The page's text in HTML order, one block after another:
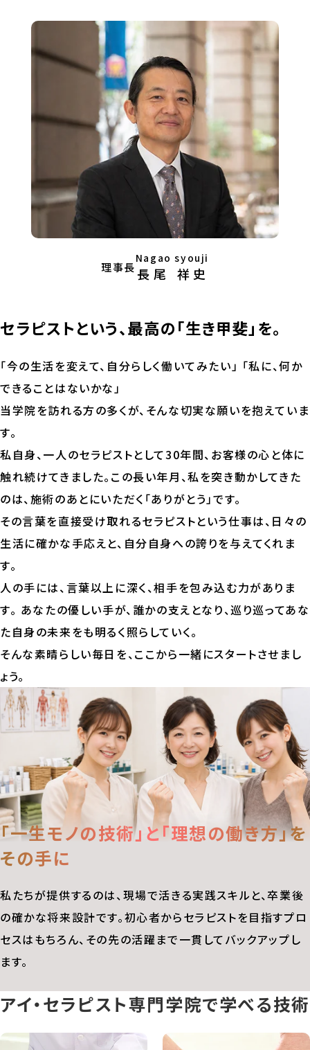
理事長長尾 祥史
Nagao syouji
セラピストという、最高の「生き甲斐」を。
「今の生活を変えて、自分らしく働いてみたい」 「私に、何か
できることはないかな」
当学院を訪れる方の多くが、そんな切実な願いを抱えていま
す。
私自身、一人のセラピストとして30年間、お客様の心と体に
触れ続けてきました。この長い年月、私を突き動かしてきた
のは、施術のあとにいただく「ありがとう」です。
その言葉を直接受け取れるセラピストという仕事は、日々の
生活に確かな手応えと、自分自身への誇りを与えてくれま
す。
人の手には、言葉以上に深く、相手を包み込む力がありま
す。 あなたの優しい手が、誰かの支えとなり、巡り巡ってあな
た自身の未来をも明るく照らしていく。
そんな素晴らしい毎日を、ここから一緒にスタートさせまし
ょう。
「一生モノの技術」と「理想の働き方」を
その手に
私たちが提供するのは、現場で活きる実践スキルと、卒業後
の確かな将来設計です。初心者からセラピストを目指すプロ
セスはもちろん、その先の活躍まで一貫してバックアップし
ます。
アイ・セラピスト専門学院で学べる技術